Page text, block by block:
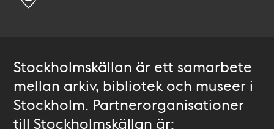
Stockholmskällan är ett samarbete
mellan arkiv, bibliotek och museer i
Stockholm. Partnerorganisationer
till Stockholmskällan är: